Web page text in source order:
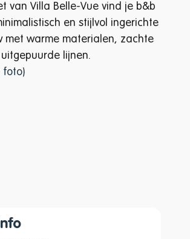
van Villa Belle-Vue vind je b&b
en stijlvol ingerichte
met warme materialen, zachte
lijnen.